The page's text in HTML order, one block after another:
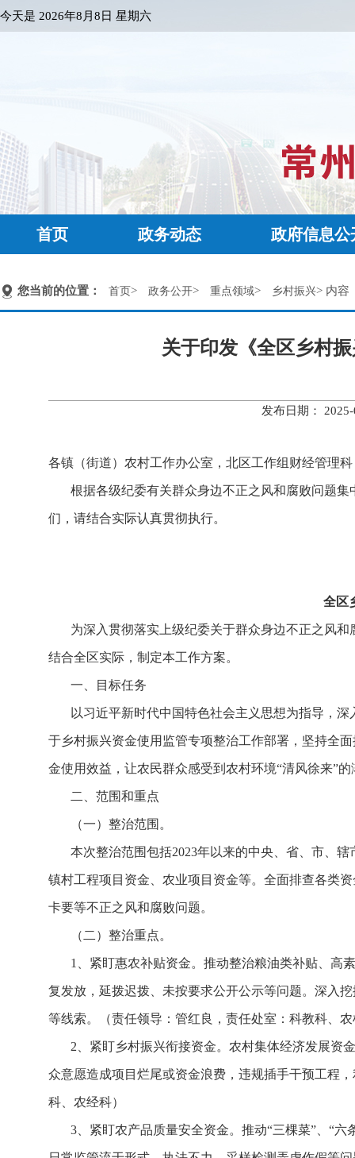
今天是 2026年8月8日 星期六
首页 政务动态 政府信息公
您当前的位置： 首页> 政务公开> 重点领域> 乡村振兴> 内容
关于印发《全区乡村
发布日期：
各镇（街道）农村工作办公室，北区工作组财经管理
根据各级纪委有关群众身边不正之风和腐败问题
们，请结合实际认真贯彻执行。
全区
为深入贯彻落实上级纪委关于群众身边不正之风
结合全区实际，制定本工作方案。
一、目标任务
以习近平新时代中国特色社会主义思想为指导，
于乡村振兴资金使用监管专项整治工作部署，坚持全
金使用效益，让农民群众感受到农村环境“清风徐来”
二、范围和重点
（一）整治范围。
本次整治范围包括2023年以来的中央、省、市、
镇村工程项目资金、农业项目资金等。全面排查各类
卡要等不正之风和腐败问题。
（二）整治重点。
1、紧盯惠农补贴资金。推动整治粮油类补贴、高
复发放，延拨迟拨、未按要求公开公示等问题。深入
等线索。（责任领导：管红良，责任处室：科教科、
2、紧盯乡村振兴衔接资金。农村集体经济发展资
众意愿造成项目烂尾或资金浪费，违规插手干预工程
科、农经科）
3、紧盯农产品质量安全资金。推动“三棵菜”、“